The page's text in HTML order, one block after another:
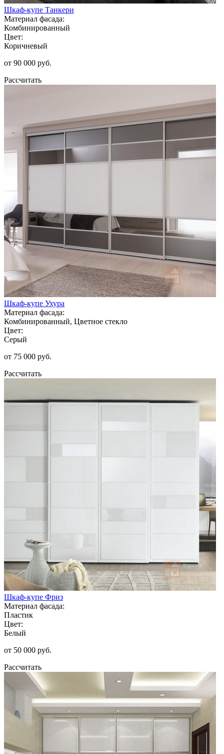
Шкаф-купе Танкери
Материал фасада:
Комбинированный
Цвет:
Коричневый
от 90 000 руб.
Рассчитать
Шкаф-купе Ухура
Материал фасада:
Комбинированный, Цветное стекло
Цвет:
Серый
от 75 000 руб.
Рассчитать
Шкаф-купе Фриз
Материал фасада:
Пластик
Цвет:
Белый
от 50 000 руб.
Рассчитать